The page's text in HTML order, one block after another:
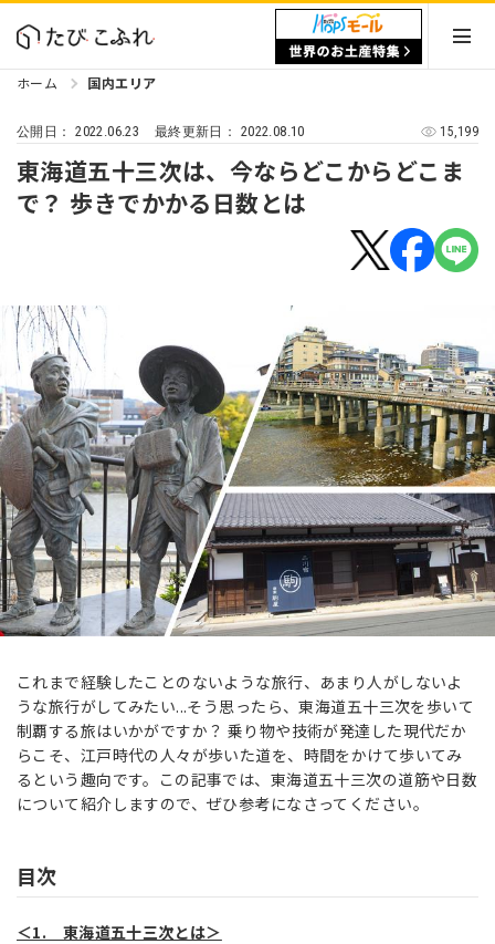
ホーム 国内エリア
公開日：2022.06.23 最終更新日： 2022.08.10 15,199
東海道五十三次は、今ならどこからどこま
で？ 歩きでかかる日数とは
これまで経験したことのないような旅行、あまり人がしないよ
うな旅行がしてみたい...そう思ったら、東海道五十三次を歩いて
制覇する旅はいかがですか？ 乗り物や技術が発達した現代だか
らこそ、江戸時代の人々が歩いた道を、時間をかけて歩いてみ
るという趣向です。この記事では、東海道五十三次の道筋や日数
について紹介しますので、ぜひ参考になさってください。
目次
＜1. 東海道五十三次とは＞